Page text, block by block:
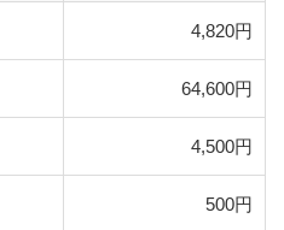
4,820円
64,600円
4,500円
500円